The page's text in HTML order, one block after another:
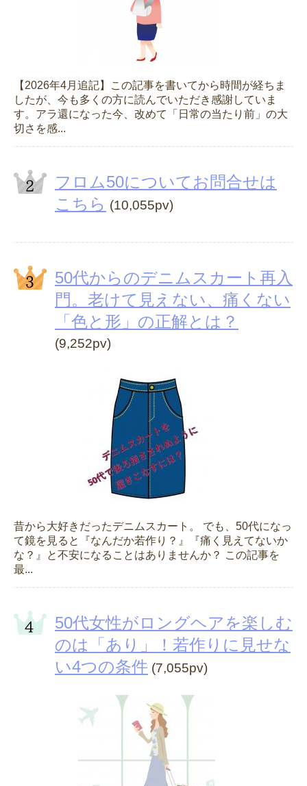
【2026年4月追記】この記事を書いてから時間が経ちま
したが、今も多くの方に読んでいただき感謝していま
す。アラ還になった今、改めて「日常の当たり前」の大
切さを感...
フロム50についてお問合せは
こちら (10,055pv)
50代からのデニムスカート再入
門。老けて見えない、痛くない
「色と形」の正解とは？
(9,252pv)
昔から大好きだったデニムスカート。 でも、50代になっ
て鏡を見ると『なんだか若作り？』『痛く見えてないか
な？』と不安になることはありませんか？ この記事を
最...
50代女性がロングヘアを楽しむ
のは「あり」！若作りに見せな
い4つの条件 (7,055pv)